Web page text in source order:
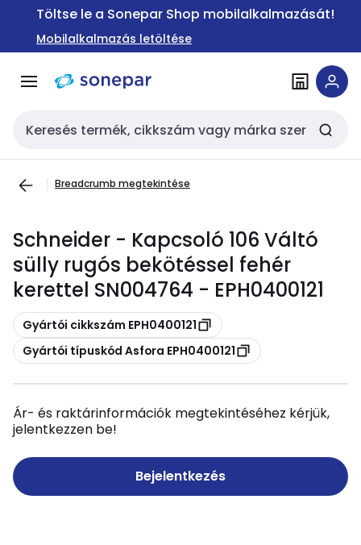
Ugrás a
Ugrás a
tartalomra
Töltse le a Sonepar Shop mobilalkalmazását!
Mobilalkalmazás letöltése
Keresési bemenet
Breadcrumb megtekintése
Schneider - Kapcsoló 106 Váltó
sülly rugós bekötéssel fehér
kerettel SN004764 - EPH0400121
Másolás
Gyártói cikkszám EPH0400121
Másolás
Gyártói típuskód Asfora EPH0400121
Ár- és raktárinformációk megtekintéséhez kérjük,
jelentkezzen be!
Bejelentkezés